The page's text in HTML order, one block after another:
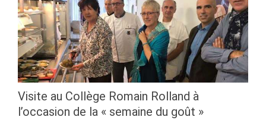
Visite au Collège Romain Rolland à
l’occasion de la « semaine du goût »